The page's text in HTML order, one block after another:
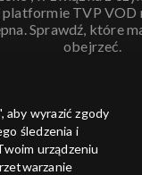
platformie TVP VOD
Sprawdź, które
obejrzeć.
aby wyrazić zgody
śledzenia i
urządzeniu